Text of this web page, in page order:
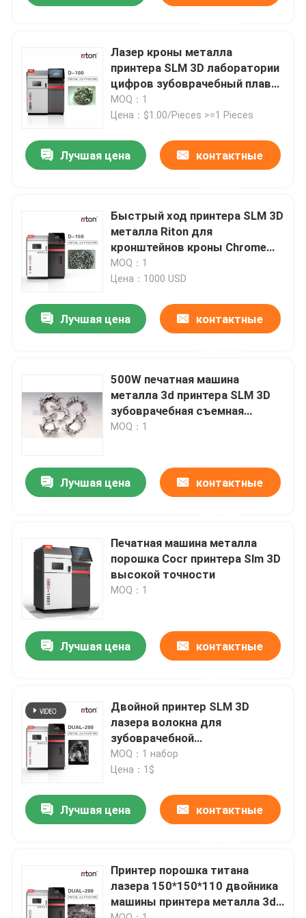
Продукция
О Компании
Наша фабрика
контактные данные
Все случаи
Принтер металла 3D лазера
Зубоврачебный принтер металла 3D
Лазер кроны металла
принтера SLM 3D лаборатории
цифров зубоврачебный плавя
Riton D-100
MOQ：1
Цена：$1.00/Pieces >=1 Pieces
Лучшая цена контактные
Быстрый ход принтера SLM 3D
металла Riton для
кронштейнов кроны Chrome
кобальта
MOQ：1
Цена：1000 USD
Лучшая цена контактные
500W печатная машина
металла 3d принтера SLM 3D
зубоврачебная съемная
спеченная
MOQ：1
Лучшая цена контактные
Печатная машина металла
порошка Cocr принтера Slm 3D
высокой точности
MOQ：1
Лучшая цена контактные
Двойной принтер SLM 3D
лазера волокна для
зубоврачебной
автоматической выравнивая
высокой точности
MOQ：1 набор
Цена：1$
Лучшая цена контактные
Принтер порошка титана
лазера 150*150*110 двойника
машины принтера металла 3d